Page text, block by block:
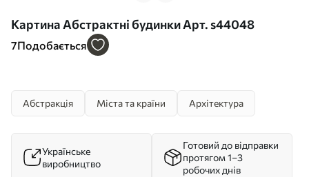
Картина Абстрактні будинки Арт. s44048
7Подобається
Абстракція Міста та країни Архітектура
Українське
виробництво
Готовий до відправки
протягом 1–3
робочих днів